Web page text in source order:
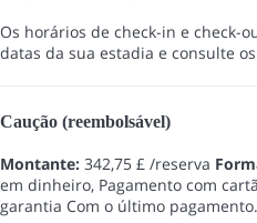
Os horários de check-in e check-
datas da sua estadia e consulte
Caução (reembolsável)
Montante: 342,75 £ /reserva
em dinheiro, Pagamento com
garantia Com o último pagamento.